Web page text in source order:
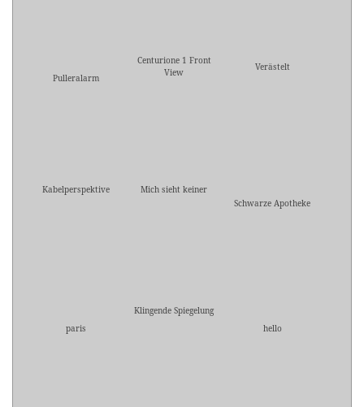
Pulleralarm
Centurione 1 Front
View
Verästelt
Kabelperspektive
Mich sieht keiner
Schwarze Apotheke
paris
Klingende Spiegelung
hello